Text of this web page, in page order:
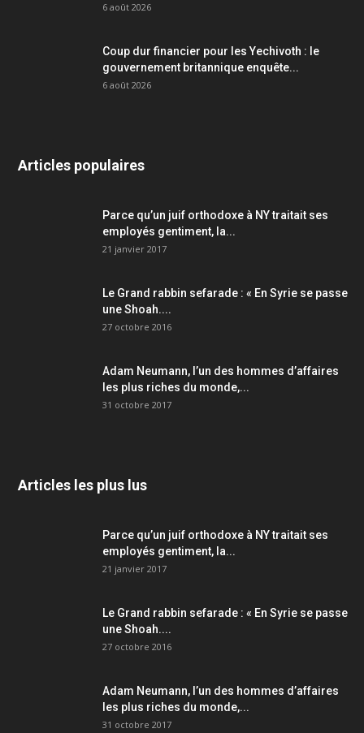
6 août 2026
Coup dur financier pour les Yechivoth : le
gouvernement britannique enquête...
6 août 2026
Articles populaires
Parce qu’un juif orthodoxe à NY traitait ses
employés gentiment, la...
21 janvier 2017
Le Grand rabbin sefarade : « En Syrie se passe
une Shoah....
27 octobre 2016
Adam Neumann, l’un des hommes d’affaires
les plus riches du monde,...
31 octobre 2017
Articles les plus lus
Parce qu’un juif orthodoxe à NY traitait ses
employés gentiment, la...
21 janvier 2017
Le Grand rabbin sefarade : « En Syrie se passe
une Shoah....
27 octobre 2016
Adam Neumann, l’un des hommes d’affaires
les plus riches du monde,...
31 octobre 2017